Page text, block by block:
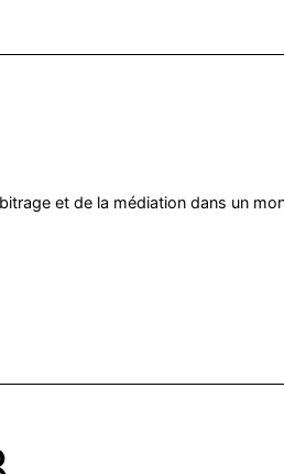
et de la médiation dans un